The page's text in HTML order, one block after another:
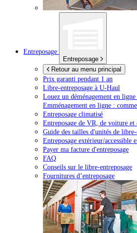
Entreposage
Entreposage
Retour au menu principal
Prix garanti pendant 1 an
Libre-entreposage à U-Haul
Louez un déménagement en
Emménagement en ligne :
Entreposage climatisé
Entreposage de VR, de voiture et
Guide des tailles d'unités de libre-
Entreposage extérieur/accessible
Payer ma facture d'entreposage
FAQ
Conseils sur le libre-entreposage
Fournitures d’entreposage